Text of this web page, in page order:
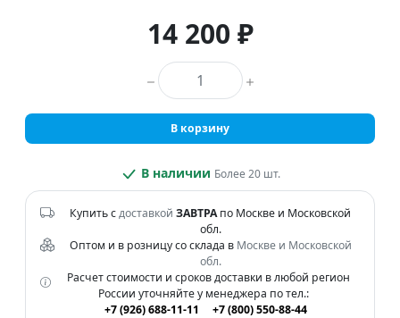
14 200 ₽
Количество товара
В корзину
В наличии Более 20 шт.
Купить сдоставкой ЗАВТРАпо Москве и Московской
обл.
Оптом и в розницу со склада в Москве и Московской
обл.
Расчет стоимости и сроков доставки в любой регион
России уточняйте у менеджера по тел.:
+7 (926) 688-11-11
+7 (800) 550-88-44